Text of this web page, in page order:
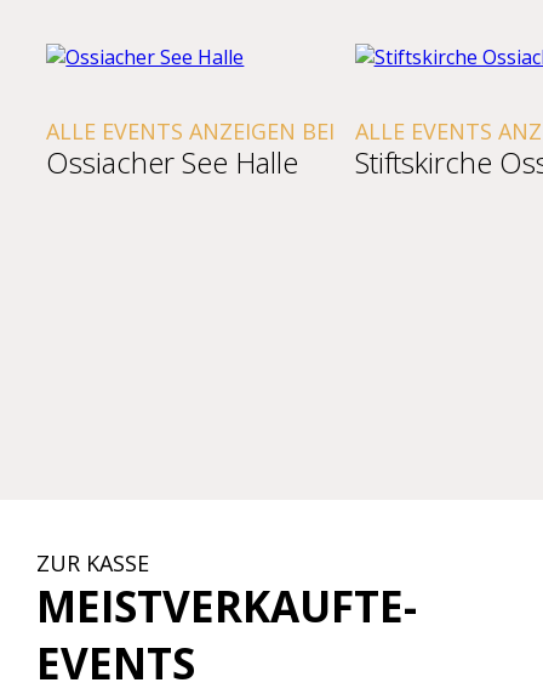
ALLE EVENTS ANZEIGEN BEI
Ossiacher See Halle
ALLE EVENTS
Stiftskirche
ZUR KASSE
MEISTVERKAUFTE-
EVENTS